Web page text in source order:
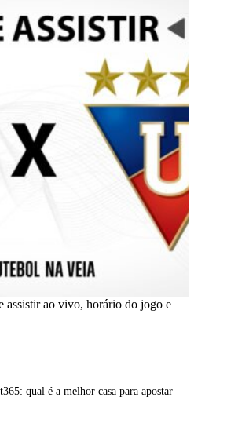
ao vivo, horário do jogo e
qual é a melhor casa para apostar